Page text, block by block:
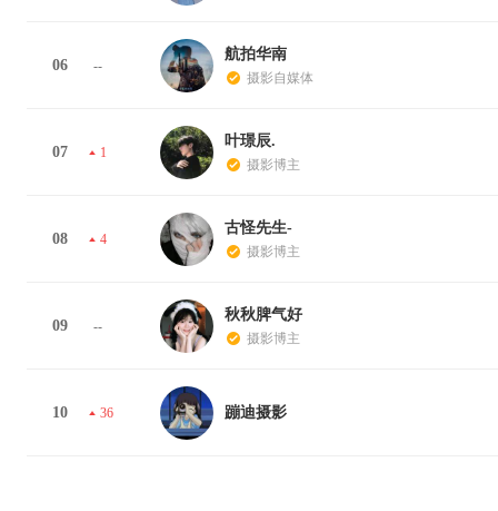
06 --
航拍华南
摄影自媒体
07 1
叶璟辰.
摄影博主
08 4
古怪先生-
摄影博主
09 --
秋秋脾气好
摄影博主
10 36 蹦迪摄影